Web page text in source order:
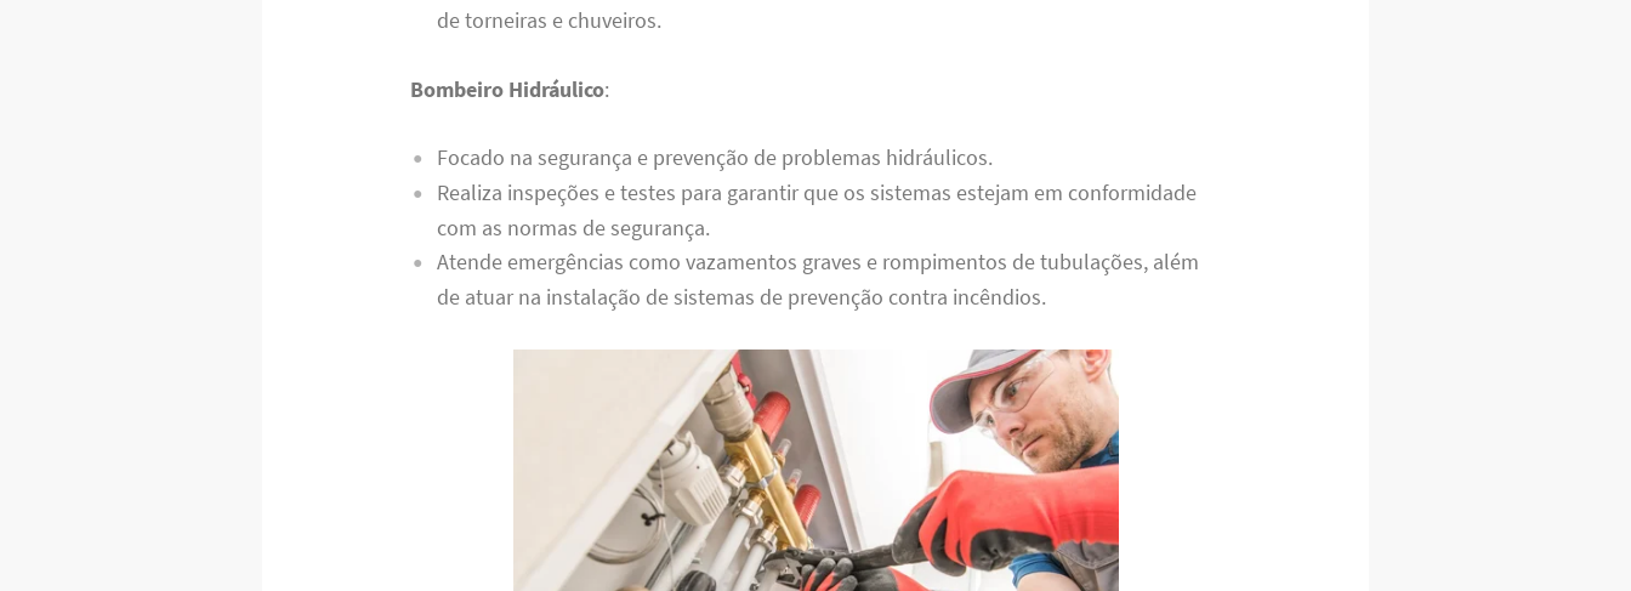
de torneiras e chuveiros.
Bombeiro Hidráulico:
Focado na segurança e prevenção de problemas hidráulicos.
Realiza inspeções e testes para garantir que os sistemas estejam em conformidade
com as normas de segurança.
Atende emergências como vazamentos graves e rompimentos de tubulações, além
de atuar na instalação de sistemas de prevenção contra incêndios.